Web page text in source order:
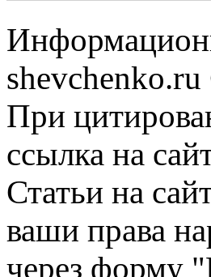
При
ссылка на
Статьи на
ваши права
через форму